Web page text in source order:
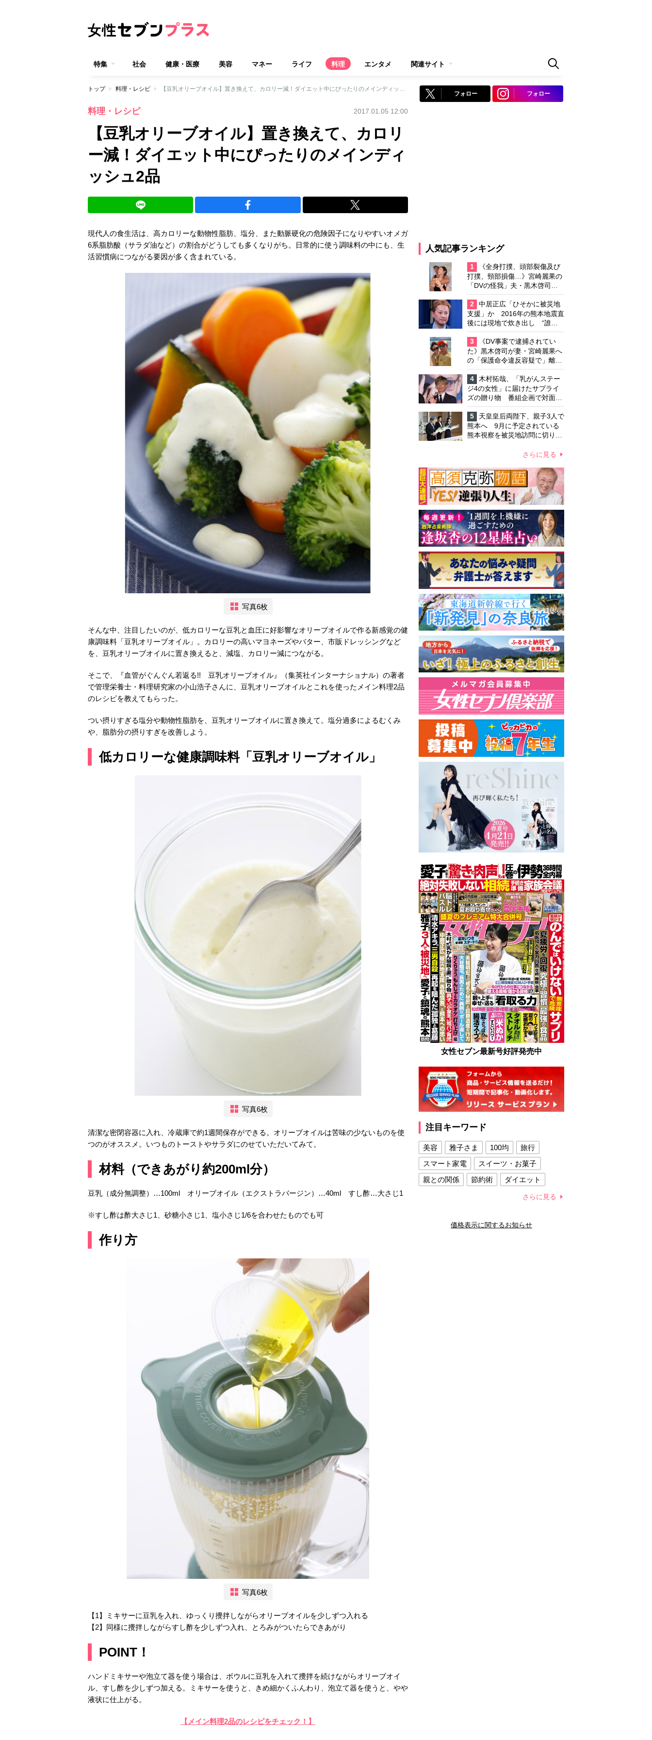
特集 社会 健康・医療 美容 マネー ライフ 料理 エンタメ 関連サイト
トップ 料理・レシピ 【豆乳オリーブオイル】置き換えて、カロリー減！ダイエット中にぴったりのメインディッシュ2品
料理・レシピ 2017.01.05 12:00
【豆乳オリーブオイル】置き換えて、カロリ
ー減！ダイエット中にぴったりのメインディ
ッシュ2品
現代人の食生活は、高カロリーな動物性脂肪、塩分、また動脈硬化の危険因子になりやすいオメガ
6系脂肪酸（サラダ油など）の割合がどうしても多くなりがち。日常的に使う調味料の中にも、生
活習慣病につながる要因が多く含まれている。
写真6枚
そんな中、注目したいのが、低カロリーな豆乳と血圧に好影響なオリーブオイルで作る新感覚の健
康調味料「豆乳オリーブオイル」。カロリーの高いマヨネーズやバター、市販ドレッシングなど
を、豆乳オリーブオイルに置き換えると、減塩、カロリー減につながる。
そこで、『血管がぐんぐん若返る!! 豆乳オリーブオイル』（集英社インターナショナル）の著者
で管理栄養士・料理研究家の小山浩子さんに、豆乳オリーブオイルとこれを使ったメイン料理2品
のレシピを教えてもらった。
つい摂りすぎる塩分や動物性脂肪を、豆乳オリーブオイルに置き換えて。塩分過多によるむくみ
や、脂肪分の摂りすぎを改善しよう。
低カロリーな健康調味料「豆乳オリーブオイル」
写真6枚
清潔な密閉容器に入れ、冷蔵庫で約1週間保存ができる。オリーブオイルは苦味の少ないものを使
つのがオススメ。いつものトーストやサラダにのせていただいてみて。
材料（できあがり約200ml分）
豆乳（成分無調整）…100ml オリーブオイル（エクストラバージン）…40ml すし酢…大さじ1
※すし酢は酢大さじ1、砂糖小さじ1、塩小さじ1/6を合わせたものでも可
作り方
写真6枚
【1】ミキサーに豆乳を入れ、ゆっくり攪拌しながらオリーブオイルを少しずつ入れる
【2】同様に攪拌しながらすし酢を少しずつ入れ、とろみがついたらできあがり
POINT！
ハンドミキサーや泡立て器を使う場合は、ボウルに豆乳を入れて攪拌を続けながらオリーブオイ
ル、すし酢を少しずつ加える。ミキサーを使うと、きめ細かくふんわり、泡立て器を使うと、やや
液状に仕上がる。
【メイン料理2品のレシピをチェック！】
フォロー フォロー
人気記事ランキング
1
《全身打撲、頭部裂傷及び
打撲、頸部損傷…》宮崎麗果の
「DVの怪我」夫・黒木啓司の
逮捕で始まる「夫婦の闘争」
2
中居正広「ひそかに被災地
支援」か 2016年の熊本地震直
後には現地で炊き出し “誰に
も知られなくて良い”と、むし
ろ強まる福祉活動への思い
3
《DV事案で逮捕されてい
た》黒木啓司が妻・宮崎麗果へ
の「保護命令違反容疑で」離婚
協議は「第二ステージ」へ
4
木村拓哉、「乳がんステー
ジ4の女性」に届けたサプライ
ズの贈り物 番組企画で対面し
たファンが、夢と希望を与える
心遣いに「うれしくて号泣しま
した」
5
天皇皇后両陛下、親子3人で
熊本へ 9月に予定されている
熊本視察を被災地訪問に切り替
夫妻から受け継ぐ“国民への寄
さらに見る
女性セブン最新号好評発売中
注目キーワード
美容 雅子さま 100均
旅行
スマート家電
スイーツ・お菓子
親との関係
節約術
ダイエット
夫との関係
新津春子 どか食い
さらに見る
価格表示に関するお知らせ